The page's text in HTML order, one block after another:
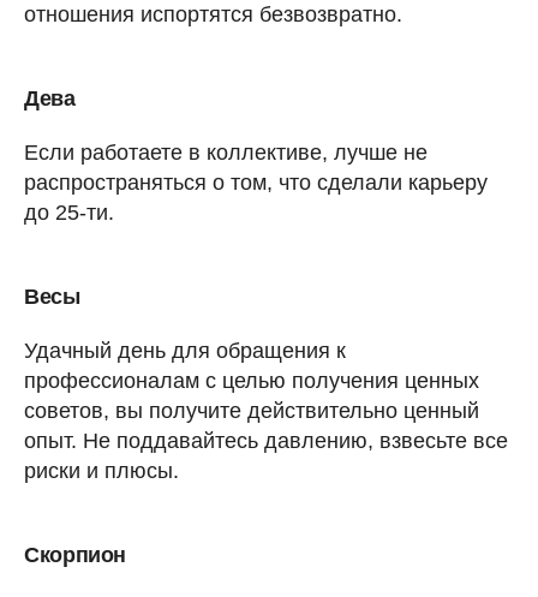
отношения испортятся безвозвратно.
Дева
Если работаете в коллективе, лучше не
распространяться о том, что сделали карьеру
до 25-ти.
Весы
Удачный день для обращения к
профессионалам с целью получения ценных
советов, вы получите действительно ценный
опыт. Не поддавайтесь давлению, взвесьте все
риски и плюсы.
Скорпион